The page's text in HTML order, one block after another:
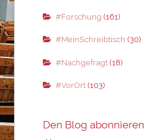
#Forschung (161)
#MeinSchreibtisch (30)
#Nachgefragt(18)
#VorOrt(103)
Den Blog abonnieren